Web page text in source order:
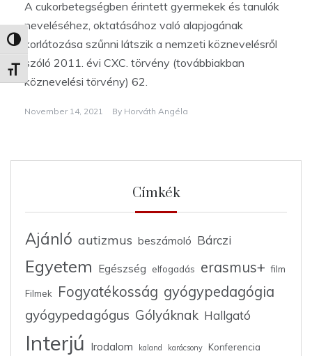
Nagy kontraszt váltása
Betűméret váltása
A cukorbetegségben érintett gyermekek és tanulók
neveléséhez, oktatásához való alapjogának
korlátozása szűnni látszik a nemzeti köznevelésről
szóló 2011. évi CXC. törvény (továbbiakban
köznevelési törvény) 62.
November 14, 2021 By Horváth Angéla
Címkék
Ajánló autizmus beszámoló Bárczi
Egyetem Egészség elfogadás erasmus+ film
Filmek Fogyatékosság gyógypedagógia
gyógypedagógus Gólyáknak Hallgató
Interjú Irodalom kaland karácsony
Konferencia